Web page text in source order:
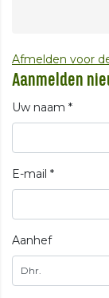
Afmelden voor
Aanmelden
Uw naam *
E-mail *
Aanhef